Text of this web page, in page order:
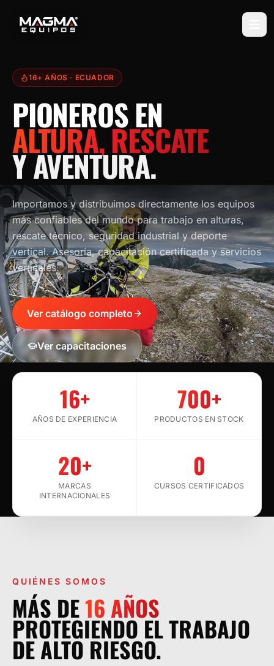
16+ AÑOS · ECUADOR
PIONEROS EN
ALTURA, RESCATE
Y AVENTURA.
Importamos y distribuimos directamente los equipos
más confiables del mundo para trabajo en alturas,
rescate técnico, seguridad industrial y deporte
vertical. Asesoría, capacitación certificada y servicios
verticales.
Ver catálogo completo
Ver capacitaciones
16+
AÑOS DE EXPERIENCIA
700+
PRODUCTOS EN STOCK
20+
MARCAS
INTERNACIONALES
0
CURSOS CERTIFICADOS
QUIÉNES SOMOS
MÁS DE16 AÑOS
PROTEGIENDO EL TRABAJO
DE ALTO RIESGO.